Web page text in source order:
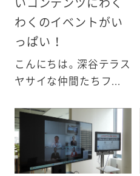
いコンテンツにわく
わくのイベントがい
っぱい ！
こんにちは。深谷テラス
ヤサイな仲間たちフ...